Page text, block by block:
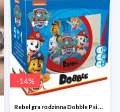
-14%
Rebel gra rodzinna Dobble Psi Patrol w Empiku Premium